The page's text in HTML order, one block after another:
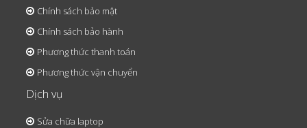
Chính sách bảo mật
Chính sách bảo hành
Phương thức thanh toán
Phương thức vận chuyển
Dịch vụ
Sửa chữa laptop